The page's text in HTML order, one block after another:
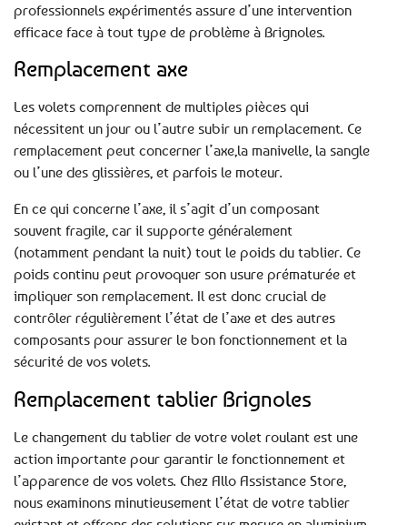
professionnels expérimentés assure d’une intervention
efficace face à tout type de problème à Brignoles.
Remplacement axe
Les volets comprennent de multiples pièces qui
nécessitent un jour ou l’autre subir un remplacement. Ce
remplacement peut concerner l’axe,la manivelle, la sangle
ou l’une des glissières, et parfois le moteur.
En ce qui concerne l’axe, il s’agit d’un composant
souvent fragile, car il supporte généralement
(notamment pendant la nuit) tout le poids du tablier. Ce
poids continu peut provoquer son usure prématurée et
impliquer son remplacement. Il est donc crucial de
contrôler régulièrement l’état de l’axe et des autres
composants pour assurer le bon fonctionnement et la
sécurité de vos volets.
Remplacement tablier Brignoles
Le changement du tablier de votre volet roulant est une
action importante pour garantir le fonctionnement et
l’apparence de vos volets. Chez Allo Assistance Store,
nous examinons minutieusement l’état de votre tablier